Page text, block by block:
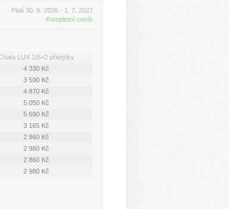
Platí 30. 6. 2026 - 1. 7. 2027
Kompletní ceník
LUX 1/5+2 přistýlky
4 330 Kč
3 590 Kč
4 870 Kč
5 050 Kč
5 690 Kč
3 165 Kč
2 860 Kč
2 980 Kč
2 860 Kč
2 980 Kč